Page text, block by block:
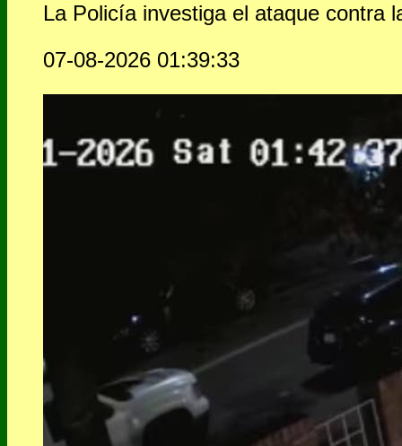
La Policía investiga el ataque contra
07-08-2026 01:39:33